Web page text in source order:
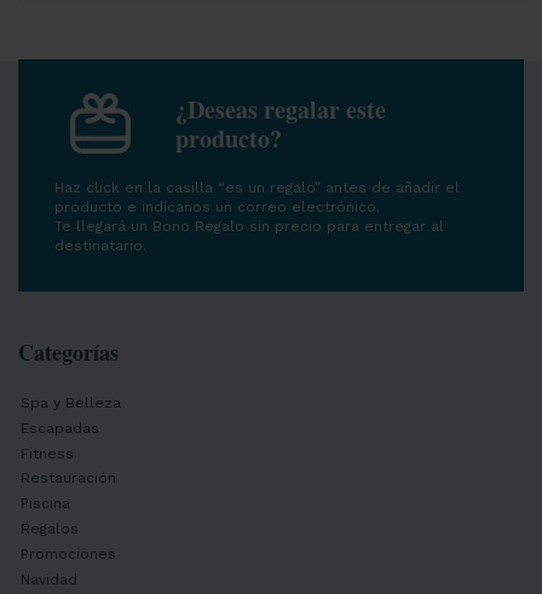
¿Deseas regalar este
producto?
Haz click en la casilla “es un regalo” antes de añadir el
producto e indícanos un correo electrónico.
Te llegará un Bono Regalo sin precio para entregar al
destinatario.
Categorías
Spa y Belleza
Escapadas
Fitness
Restauración
Piscina
Regalos
Promociones
Navidad